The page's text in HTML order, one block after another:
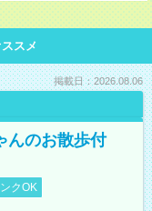
スメ
掲載日：2026.08.06
んのお散歩付
クOK